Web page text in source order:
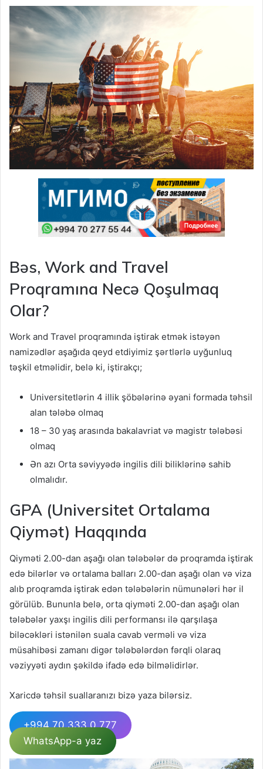
Bəs, Work and Travel
Proqramına Necə Qoşulmaq
Olar?
Work and Travel proqramında iştirak etmək istəyən
namizədlər aşağıda qeyd etdiyimiz şərtlərlə uyğunluq
təşkil etməlidir, belə ki, iştirakçı;
Universitetlərin 4 illik şöbələrinə əyani formada təhsil
alan tələbə olmaq
18 – 30 yaş arasında bakalavriat və magistr tələbəsi
olmaq
Ən azı Orta səviyyədə ingilis dili biliklərinə sahib
olmalıdır.
GPA (Universitet Ortalama
Qiymət) Haqqında
Qiyməti 2.00-dan aşağı olan tələbələr də proqramda iştirak
edə bilərlər və ortalama balları 2.00-dan aşağı olan və viza
alıb proqramda iştirak edən tələbələrin nümunələri hər il
görülüb. Bununla belə, orta qiyməti 2.00-dan aşağı olan
tələbələr yaxşı ingilis dili performansı ilə qarşılaşa
biləcəkləri istənilən suala cavab verməli və viza
müsahibəsi zamanı digər tələbələrdən fərqli olaraq
vəziyyəti aydın şəkildə ifadə edə bilməlidirlər.
Xaricdə təhsil suallaranızı bizə yaza bilərsiz.
+994 70 333 0 777
WhatsApp-a yaz